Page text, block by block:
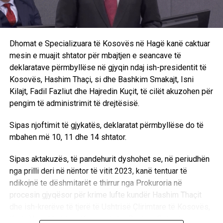
Dhomat e Specializuara të Kosovës në Hagë kanë caktuar
mesin e muajit shtator për mbajtjen e seancave të
deklaratave përmbyllëse në gjyqin ndaj ish-presidentit të
Kosovës, Hashim Thaçi, si dhe Bashkim Smakajt, Isni
Kilajt, Fadil Fazliut dhe Hajredin Kuçit, të cilët akuzohen për
pengim të administrimit të drejtësisë.
Sipas njoftimit të gjykatës, deklaratat përmbyllëse do të
mbahen më 10, 11 dhe 14 shtator.
Sipas aktakuzës, të pandehurit dyshohet se, në periudhën
nga prilli deri në nëntor të vitit 2023, kanë tentuar të
ndikojnë te dëshmitarët e thirrur nga Prokuroria në
procesin gjyqësor për krime lufte kundër Hashim Thaçit
Kadri Veselit, Jakup Krasniqit dhe Rexhep Selimit.